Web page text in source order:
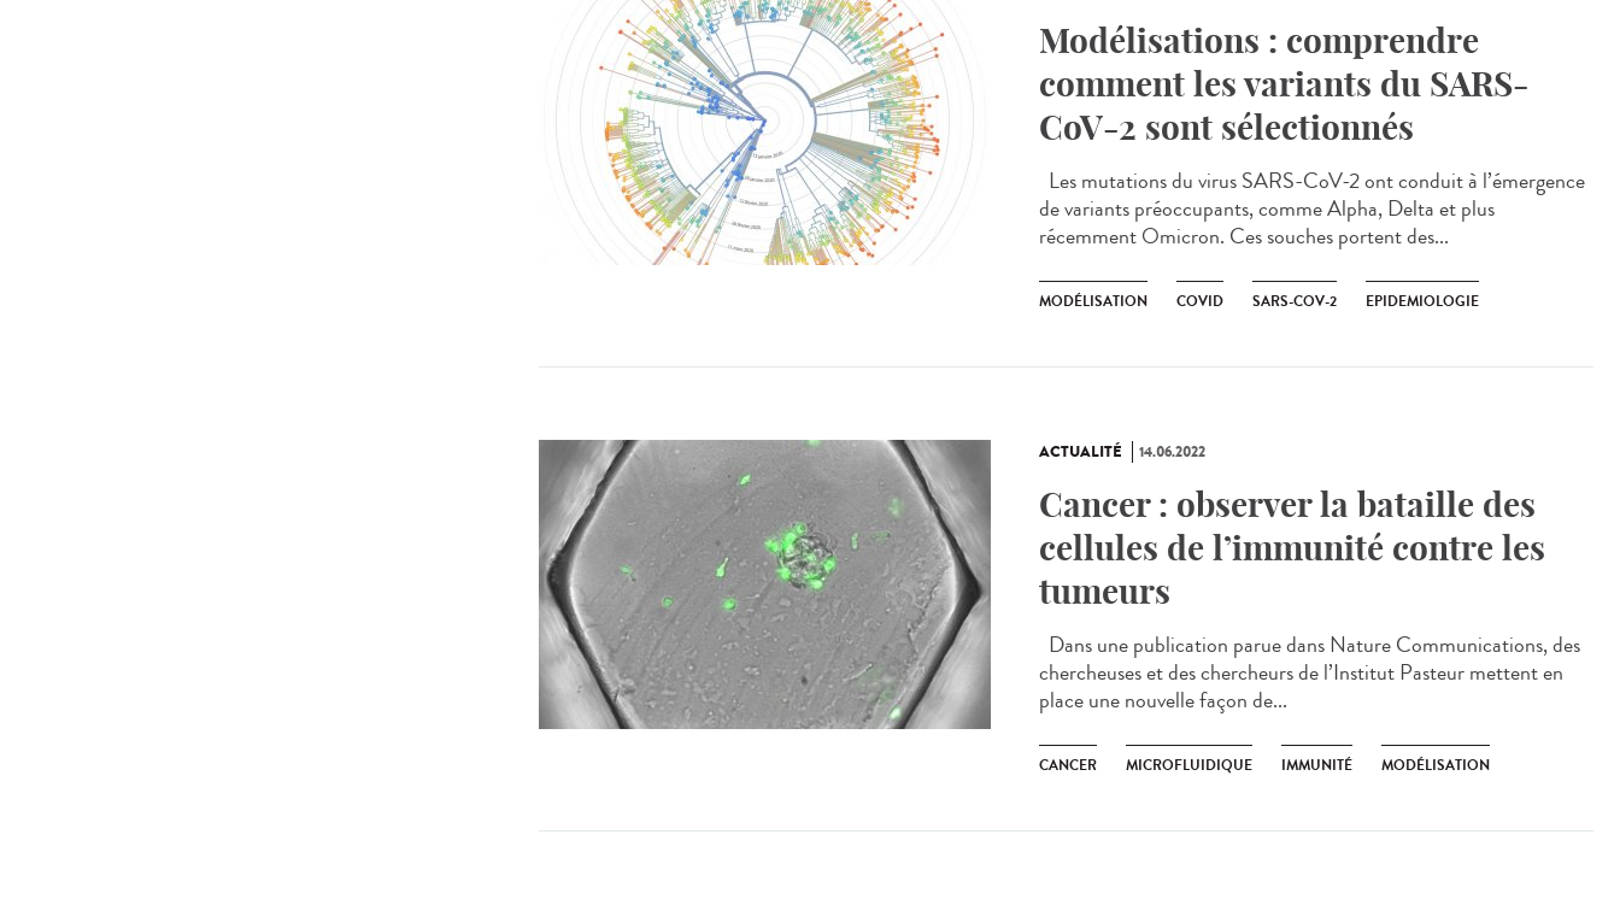
Modélisations : comprendre
comment les variants du SARS-
CoV-2 sont sélectionnés
Les mutations du virus SARS-CoV-2 ont conduit à l’émergence
de variants préoccupants, comme Alpha, Delta et plus
récemment Omicron. Ces souches portent des...
MODÉLISATION COVID SARS-COV-2 EPIDEMIOLOGIE
ACTUALITÉ 14.06.2022
Cancer : observer la bataille des
cellules de l’immunité contre les
tumeurs
Dans une publication parue dans Nature Communications, des
chercheuses et des chercheurs de l’Institut Pasteur mettent en
place une nouvelle façon de...
CANCER MICROFLUIDIQUE IMMUNITÉ MODÉLISATION